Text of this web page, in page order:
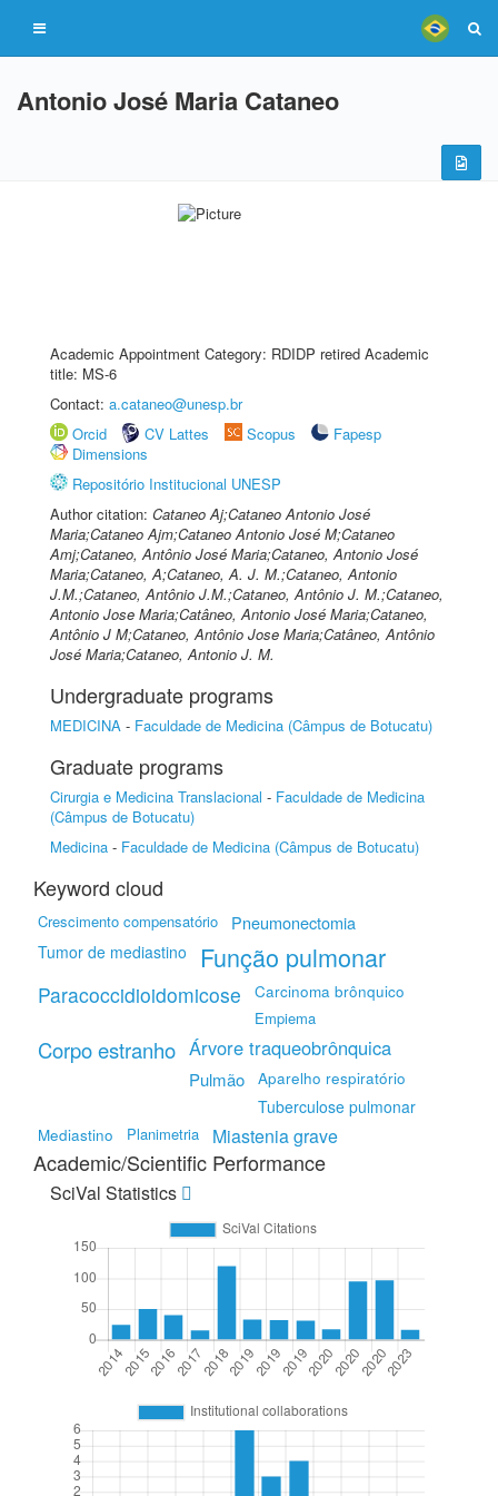
Antonio José Maria Cataneo
Academic Appointment Category: RDIDP retired Academic
title: MS-6
Contact: a.cataneo@unesp.br
Orcid
CV Lattes Scopus
Fapesp
Dimensions
Repositório Institucional UNESP
Author citation: Cataneo Aj;Cataneo Antonio José
Maria;Cataneo Ajm;Cataneo Antonio José M;Cataneo
Amj;Cataneo, Antônio José Maria;Cataneo, Antonio José
Maria;Cataneo, A;Cataneo, A. J. M.;Cataneo, Antonio
J.M.;Cataneo, Antônio J.M.;Cataneo, Antônio J. M.;Cataneo,
Antonio Jose Maria;Catâneo, Antonio José Maria;Cataneo,
Antônio J M;Cataneo, Antônio Jose Maria;Catâneo, Antônio
José Maria;Cataneo, Antonio J. M.
Undergraduate programs
MEDICINA - Faculdade de Medicina (Câmpus de Botucatu)
Graduate programs
Cirurgia e Medicina Translacional - Faculdade de Medicina
(Câmpus de Botucatu)
Medicina - Faculdade de Medicina (Câmpus de Botucatu)
Keyword cloud
Crescimento compensatório Pneumonectomia
Tumor de mediastino Função pulmonar
Paracoccidioidomicose
Carcinoma brônquico
Empiema
Corpo estranho Árvore traqueobrônquica
Pulmão Aparelho respiratório
Tuberculose pulmonar
Mediastino Planimetria Miastenia grave
Academic/Scientific Performance
SciVal Statistics